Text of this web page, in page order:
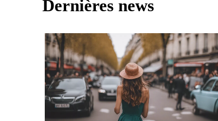
Dernières news